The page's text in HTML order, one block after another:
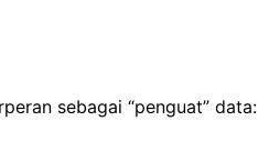
sebagai “penguat” data: